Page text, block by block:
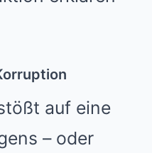
auf eine
– oder